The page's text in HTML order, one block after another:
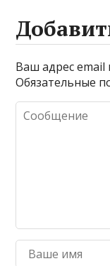
Ваш адрес email
Обязательные